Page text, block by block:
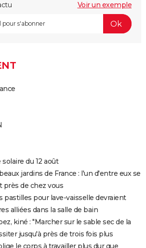
Voir un exemple
du 12 août
jardins de France : l'un d'entre eux se
de chez vous
pastilles pour lave-vaisselle devraient
alliées dans la salle de bain
kiné : "Marcher sur le sable sec de la
jusqu'à près de trois fois plus
le corps à travailler plus dur que